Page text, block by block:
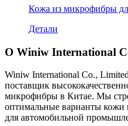
Кожа из микрофибры
Детали
О Winiw International
Winiw International Co.,
поставщик
микрофибры в Китае. Мы
оптимальные варианты кожи
для автомобильной